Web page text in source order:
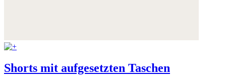
Shorts mit aufgesetzten Taschen